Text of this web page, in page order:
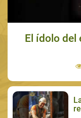
El ídolo del